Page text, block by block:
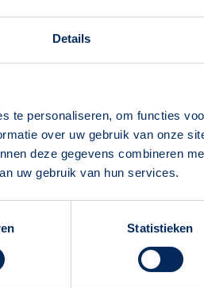
Details
te personaliseren, om functies
over uw gebruik van onze
deze gegevens combineren
uw gebruik van hun services.
Statistieken